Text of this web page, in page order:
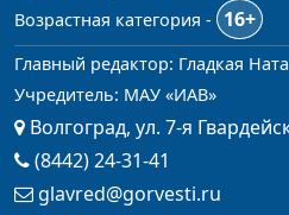
Возрастная категория -
16+
Главный редактор: Гладкая
Учредитель: МАУ «ИАВ»
Волгоград, ул. 7-я
(8442) 24-31-41
glavred@gorvesti.ru